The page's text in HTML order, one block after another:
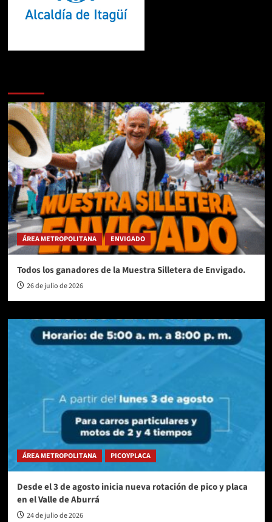
ÁREA METROPOLITANA ENVIGADO
Todos los ganadores de la Muestra Silletera de Envigado.
26 de julio de 2026
ÁREA METROPOLITANA PICOYPLACA
Desde el 3 de agosto inicia nueva rotación de pico y placa
en el Valle de Aburrá
24 de julio de 2026